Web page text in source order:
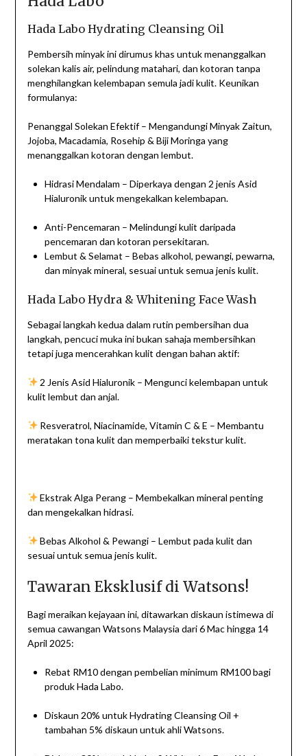
Hada Labo Hydrating Cleansing Oil
Pembersih minyak ini dirumus khas untuk menanggalkan
solekan kalis air, pelindung matahari, dan kotoran tanpa
menghilangkan kelembapan semula jadi kulit. Keunikan
formulanya:
Penanggal Solekan Efektif – Mengandungi Minyak Zaitun,
Jojoba, Macadamia, Rosehip & Biji Moringa yang
menanggalkan kotoran dengan lembut.
Hidrasi Mendalam – Diperkaya dengan 2 jenis Asid
Hialuronik untuk mengekalkan kelembapan.
Anti-Pencemaran – Melindungi kulit daripada
pencemaran dan kotoran persekitaran.
Lembut & Selamat – Bebas alkohol, pewangi, pewarna,
dan minyak mineral, sesuai untuk semua jenis kulit.
Hada Labo Hydra & Whitening Face Wash
Sebagai langkah kedua dalam rutin pembersihan dua
langkah, pencuci muka ini bukan sahaja membersihkan
tetapi juga mencerahkan kulit dengan bahan aktif:
2 Jenis Asid Hialuronik – Mengunci kelembapan untuk
kulit lembut dan anjal.
Resveratrol, Niacinamide, Vitamin C & E – Membantu
meratakan tona kulit dan memperbaiki tekstur kulit.
Ekstrak Alga Perang – Membekalkan mineral penting
dan mengekalkan hidrasi.
Bebas Alkohol & Pewangi – Lembut pada kulit dan
sesuai untuk semua jenis kulit.
Tawaran Eksklusif di Watsons!
Bagi meraikan kejayaan ini, ditawarkan diskaun istimewa di
semua cawangan Watsons Malaysia dari 6 Mac hingga 14
April 2025:
Rebat RM10 dengan pembelian minimum RM100 bagi
produk Hada Labo.
Diskaun 20% untuk Hydrating Cleansing Oil +
tambahan 5% diskaun untuk ahli Watsons.